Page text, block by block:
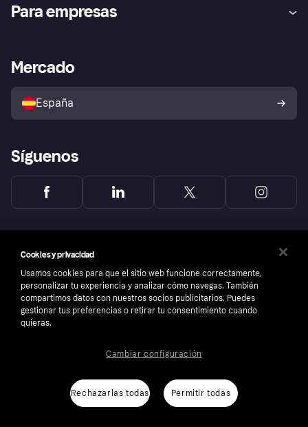
Inicio de sesión
Directorio de tiendas
Política de protección al
comprador de Klarna
Reclamaciones
Para empresas
Acceso empresas
Mercado
España
Síguenos
Número de empresa: 556737-0431
Aviso Sobre CookiesKlarna.com
Cookies y privacidad
Usamos cookies para que el sitio web funcione correctamente,
personalizar tu experiencia y analizar cómo navegas. También
compartimos datos con nuestros socios publicitarios. Puedes
gestionar tus preferencias o retirar tu consentimiento cuando
quieras.
Rechazarlas todas Permitir todas
Cambiar configuración